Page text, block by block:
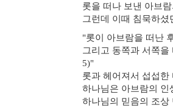
롯을 떠나 보낸 아브
그런데 이때 침묵하
"롯이 아브람을 떠난
그리고 동쪽과 서쪽
5)"
롯과 헤어져서 섭섭
하나님은 아브람의 인
하나님의 믿음의 조상